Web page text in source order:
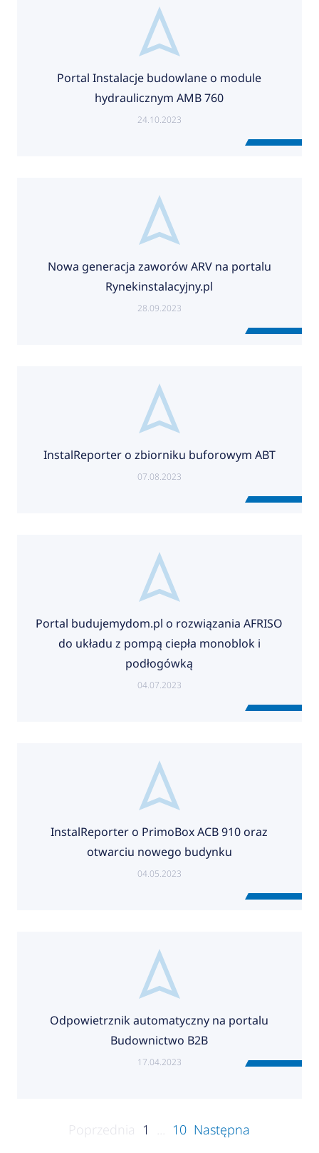
Portal Instalacje budowlane o module
hydraulicznym AMB 760
24.10.2023
Nowa generacja zaworów ARV na portalu
Rynekinstalacyjny.pl
28.09.2023
InstalReporter o zbiorniku buforowym ABT
07.08.2023
Portal budujemydom.pl o rozwiązania AFRISO
do układu z pompą ciepła monoblok i
podłogówką
04.07.2023
InstalReporter o PrimoBox ACB 910 oraz
otwarciu nowego budynku
04.05.2023
Odpowietrznik automatyczny na portalu
Budownictwo B2B
17.04.2023
Poprzednia 1 ... 10 Następna